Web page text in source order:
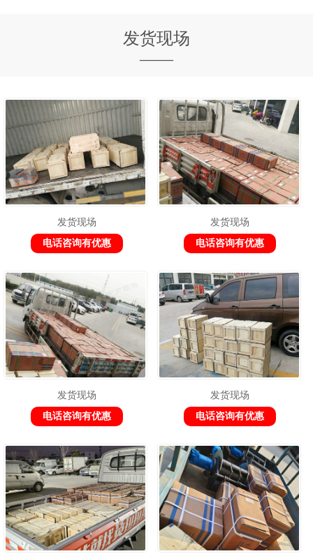
发货现场
——
发货现场
电话咨询有优惠
发货现场
电话咨询有优惠
发货现场
电话咨询有优惠
发货现场
电话咨询有优惠